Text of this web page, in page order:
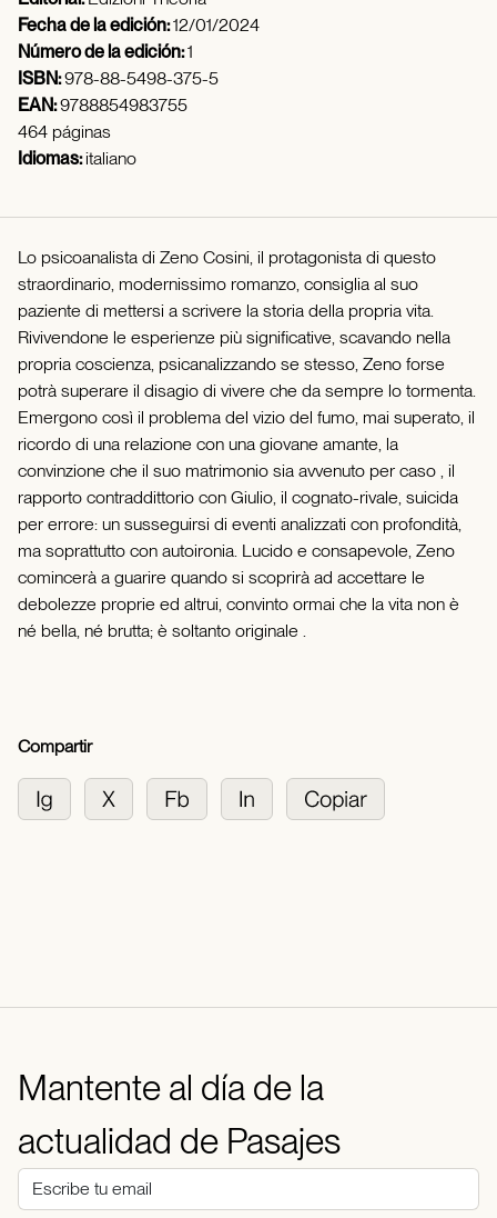
Fecha de la edición:12/01/2024
Número de la edición:1
ISBN:978-88-5498-375-5
EAN:9788854983755
464 páginas
Idiomas:italiano
Lo psicoanalista di Zeno Cosini, il protagonista di questo
straordinario, modernissimo romanzo, consiglia al suo
paziente di mettersi a scrivere la storia della propria vita.
Rivivendone le esperienze più significative, scavando nella
propria coscienza, psicanalizzando se stesso, Zeno forse
potrà superare il disagio di vivere che da sempre lo tormenta.
Emergono così il problema del vizio del fumo, mai superato, il
ricordo di una relazione con una giovane amante, la
convinzione che il suo matrimonio sia avvenuto per caso , il
rapporto contraddittorio con Giulio, il cognato-rivale, suicida
per errore: un susseguirsi di eventi analizzati con profondità,
ma soprattutto con autoironia. Lucido e consapevole, Zeno
comincerà a guarire quando si scoprirà ad accettare le
debolezze proprie ed altrui, convinto ormai che la vita non è
né bella, né brutta; è soltanto originale .
Compartir
Mantente al día de la
actualidad de Pasajes